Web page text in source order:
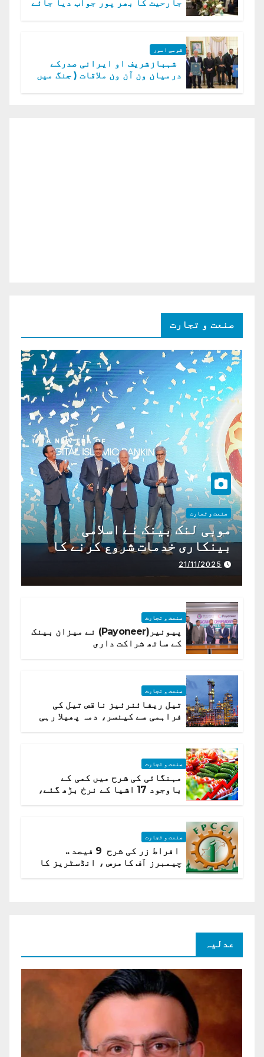
جارحیت کا بھر پور جواب دیا جائے
قومی امور
شہبازشریف او ایرانی صدرکے
درمیان ون آن ون ملاقات ( جنگ میں
صنعت و تجارت
صنعت و تجارت
موبی لنک بینک نے اسلامی
بینکاری خدمات شروع کرنے کا
اعلان کیا ہے،
21/11/2025
صنعت و تجارت
پیونیر(Payoneer) نے میزان بینک
کے ساتھ شراکت داری
صنعت و تجارت
تیل ریفائنرئیز ناقص تیل کی
فراہمی سے کینسر، دمہ پھیلا رہی
صنعت و تجارت
مہنگائی کی شرح میں کمی کے
باوجود 17 اشیا کے نرخ بڑھ گئے،
صنعت و تجارت
افراط زر کی شرح 9 فیصد ..
چیمبرز آف کامرس ، انڈسٹریز کا
عدلیہ